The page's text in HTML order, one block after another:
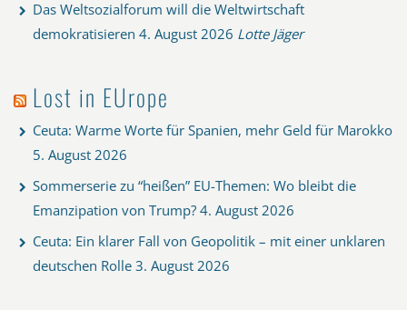
Das Weltsozialforum will die Weltwirtschaft
demokratisieren 4. August 2026 Lotte Jäger
Lost in EUrope
Ceuta: Warme Worte für Spanien, mehr Geld für Marokko
5. August 2026
Sommerserie zu “heißen” EU-Themen: Wo bleibt die
Emanzipation von Trump? 4. August 2026
Ceuta: Ein klarer Fall von Geopolitik – mit einer unklaren
deutschen Rolle 3. August 2026